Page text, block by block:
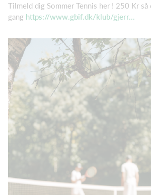
Tilmeld dig Sommer Tennis her ! 250 Kr så
gang https://www.gbif.dk/klub/gjerr...